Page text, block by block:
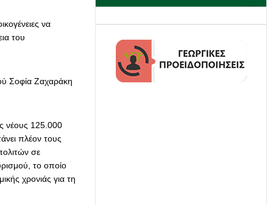
να
του
Σοφία Ζαχαράκη
νέους 125.000
πλέον τους
σε
το οποίο
χρονιάς για τη